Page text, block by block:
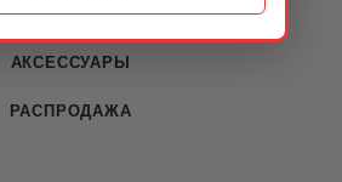
СУМКИ
АКСЕССУАРЫ
РАСПРОДАЖА